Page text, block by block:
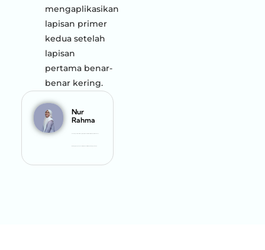
mengaplikasikan
lapisan primer
kedua setelah
lapisan
pertama benar-
benar kering.
Nur
Rahma